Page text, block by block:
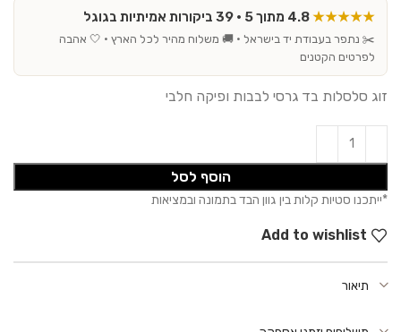
★★★★★
✂️ נתפר בעבודת יד בישראל · 🚚 משלוח מהיר לכל הארץ · 🤍 אהבה
לפרטים הקטנים
זוג סלסלות בד גרסי לבבות ופיקה חלבי
הוסף לסל
Add to wishlist
תיאור